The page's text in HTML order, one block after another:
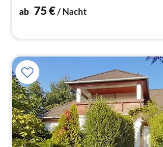
erlaubt.
ab 75€/ Nacht